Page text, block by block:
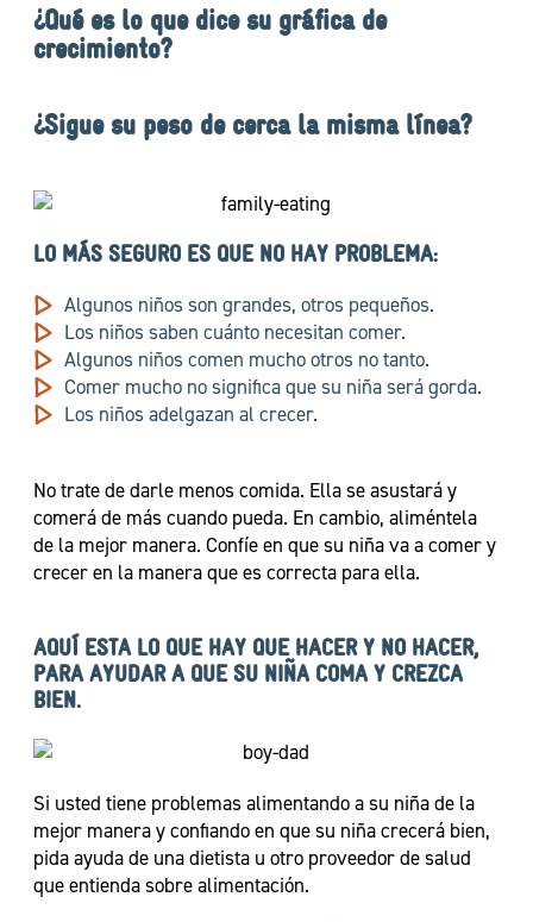
¿Qué es lo que dice su gráfica de
crecimiento?
¿Sigue su peso de cerca la misma línea?
LO MÁS SEGURO ES QUE NO HAY PROBLEMA:
Algunos niños son grandes, otros pequeños.
Los niños saben cuánto necesitan comer.
Algunos niños comen mucho otros no tanto.
Comer mucho no significa que su niña será gorda.
Los niños adelgazan al crecer.
No trate de darle menos comida. Ella se asustará y
comerá de más cuando pueda. En cambio, aliméntela
de la mejor manera. Confíe en que su niña va a comer y
crecer en la manera que es correcta para ella.
AQUÍ ESTA LO QUE HAY QUE HACER Y NO HACER,
PARA AYUDAR A QUE SU NIÑA COMA Y CREZCA
BIEN.
Si usted tiene problemas alimentando a su niña de la
mejor manera y confiando en que su niña crecerá bien,
pida ayuda de una dietista u otro proveedor de salud
que entienda sobre alimentación.